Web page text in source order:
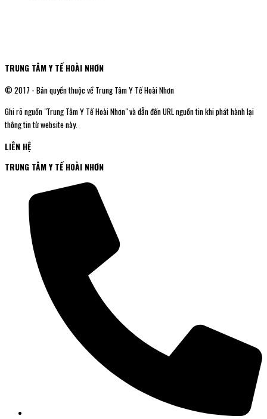
TRUNG TÂM Y TẾ HOÀI NHƠN
© 2017 - Bản quyền thuộc về Trung Tâm Y Tế Hoài Nhơn
Ghi rõ nguồn "Trung Tâm Y Tế Hoài Nhơn" và dẫn đến URL nguồn tin khi phát hành lại
thông tin từ website này.
LIÊN HỆ
TRUNG TÂM Y TẾ HOÀI NHƠN